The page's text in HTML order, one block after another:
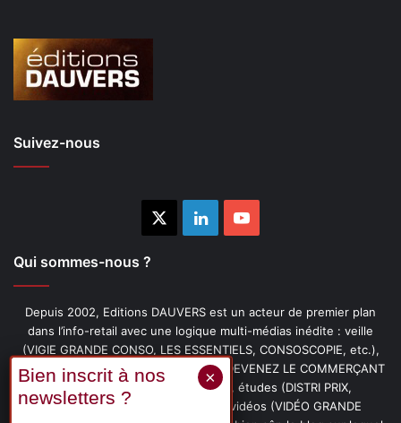
Suivez-nous
LinkedinYouTube
Qui sommes-nous ?
Depuis 2002, Editions DAUVERS est un acteur de premier plan
dans l’info-retail avec une logique multi-médias inédite : veille
(VIGIE GRANDE CONSO, LES ESSENTIELS, CONSOSCOPIE, etc.),
livres (PENSER-CLIENT, IMAGE-PRIX, DEVENEZ LE COMMERÇANT
PRÉFÉRÉ DE VOS CLIENTS, etc.), études (DISTRI PRIX,
PROMOFLASH, DRIVE INSIGHTS), vidéos (VIDÉO GRANDE